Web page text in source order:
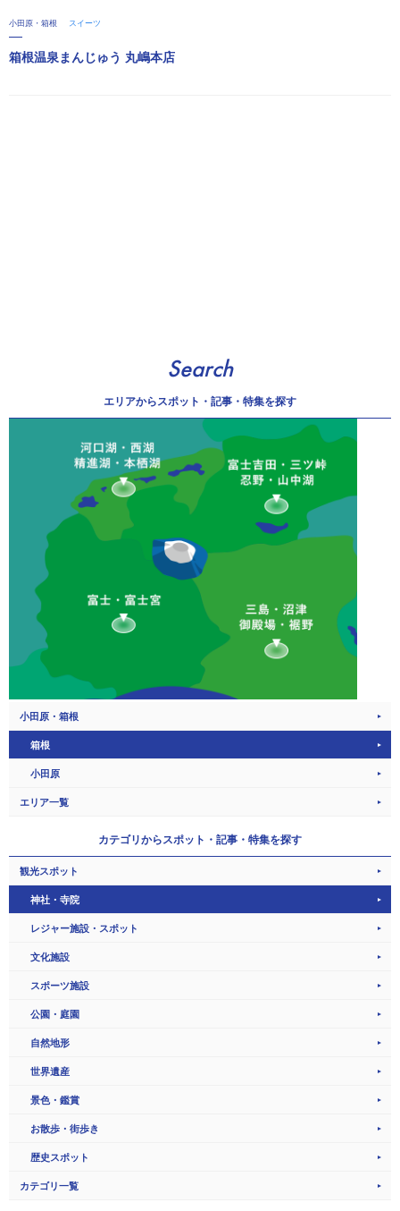
小田原・箱根 スイーツ
箱根温泉まんじゅう 丸嶋本店
Search
エリアからスポット・記事・特集を探す
小田原・箱根
箱根
小田原
エリア一覧
カテゴリからスポット・記事・特集を探す
観光スポット
神社・寺院
レジャー施設・スポット
文化施設
スポーツ施設
公園・庭園
自然地形
世界遺産
景色・鑑賞
お散歩・街歩き
歴史スポット
カテゴリ一覧